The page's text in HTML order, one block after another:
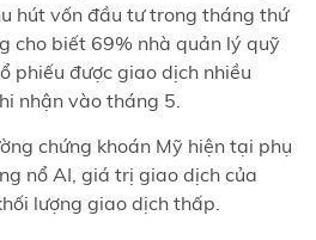
hút vốn đầu tư trong tháng thứ
cho biết 69% nhà quản lý quỹ
phiếu được giao dịch nhiều
nhận vào tháng 5.
chứng khoán Mỹ hiện tại phụ
nổ AI, giá trị giao dịch của
lượng giao dịch thấp.